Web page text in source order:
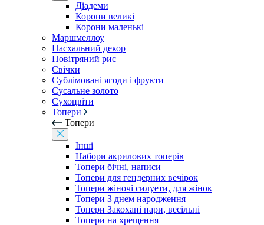
Діадеми
Корони великі
Корони маленькі
Маршмеллоу
Пасхальний декор
Повітряний рис
Свічки
Сублімовані ягоди і фрукти
Сусальне золото
Сухоцвіти
Топери
Топери
Інші
Набори акрилових топерів
Топери бічні, написи
Топери для гендерних вечірок
Топери жіночі силуети, для жінок
Топери З днем ​​народження
Топери Закохані пари, весільні
Топери на хрещення